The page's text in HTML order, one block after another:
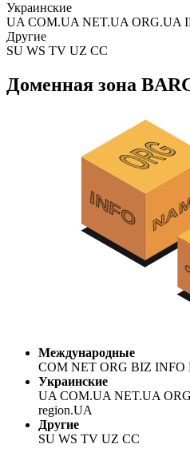
Украинские
UA COM.UA NET.UA ORG.UA
Другие
SU WS TV UZ CC
Доменная зона
Международные
COM NET ORG BIZ
Украинские
UA COM.UA NET.UA
region.UA
Другие
SU WS TV UZ CC